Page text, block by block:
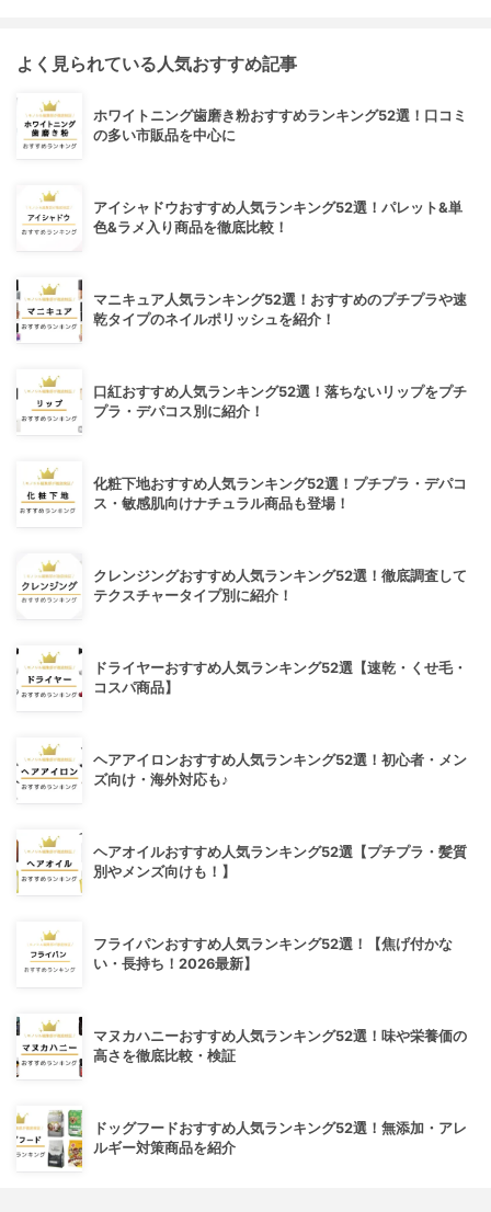
よく見られている人気おすすめ記事
ホワイトニング歯磨き粉おすすめランキング52選！口コミ
の多い市販品を中心に
アイシャドウおすすめ人気ランキング52選！パレット&単
色&ラメ入り商品を徹底比較！
マニキュア人気ランキング52選！おすすめのプチプラや速
乾タイプのネイルポリッシュを紹介！
口紅おすすめ人気ランキング52選！落ちないリップをプチ
プラ・デパコス別に紹介！
化粧下地おすすめ人気ランキング52選！プチプラ・デパコ
ス・敏感肌向けナチュラル商品も登場！
クレンジングおすすめ人気ランキング52選！徹底調査して
テクスチャータイプ別に紹介！
ドライヤーおすすめ人気ランキング52選【速乾・くせ毛・
コスパ商品】
ヘアアイロンおすすめ人気ランキング52選！初心者・メン
ズ向け・海外対応も♪
ヘアオイルおすすめ人気ランキング52選【プチプラ・髪質
別やメンズ向けも！】
フライパンおすすめ人気ランキング52選！【焦げ付かな
い・長持ち！2026最新】
マヌカハニーおすすめ人気ランキング52選！味や栄養価の
高さを徹底比較・検証
ドッグフードおすすめ人気ランキング52選！無添加・アレ
ルギー対策商品を紹介